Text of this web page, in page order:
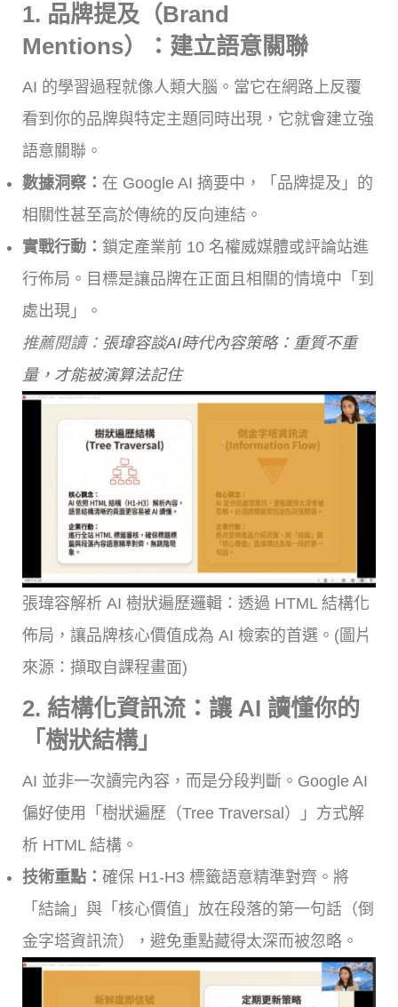
1. 品牌提及（Brand
Mentions）：建立語意關聯
AI 的學習過程就像人類大腦。當它在網路上反覆
看到你的品牌與特定主題同時出現，它就會建立強
語意關聯。
數據洞察： 在 Google AI 摘要中，「品牌提及」的
相關性甚至高於傳統的反向連結。
實戰行動： 鎖定產業前 10 名權威媒體或評論站進
行佈局。目標是讓品牌在正面且相關的情境中「到
處出現」。
推薦閱讀： 張瑋容談AI時代內容策略：重質不重
量，才能被演算法記住
張瑋容解析 AI 樹狀遍歷邏輯：透過 HTML 結構化
佈局，讓品牌核心價值成為 AI 檢索的首選。(圖片
來源：擷取自課程畫面)
2. 結構化資訊流：讓 AI 讀懂你的
「樹狀結構」
AI 並非一次讀完內容，而是分段判斷。Google AI
偏好使用「樹狀遍歷（Tree Traversal）」方式解
析 HTML 結構。
技術重點： 確保 H1-H3 標籤語意精準對齊。將
「結論」與「核心價值」放在段落的第一句話（倒
金字塔資訊流），避免重點藏得太深而被忽略。